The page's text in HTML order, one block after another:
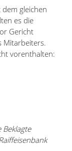
gleichen
es die
Gericht
Mitarbeiters.
vorenthalten: